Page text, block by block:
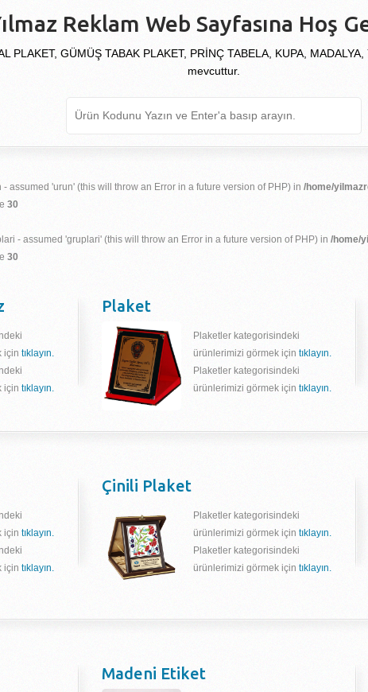
Reklam Web Sayfasına Hoş
PLAKET, GÜMÜŞ TABAK PLAKET, PRİNÇ TABELA, KUPA, MADALYA,
mevcuttur.
assumed 'urun' (this will throw an Error in a future version of PHP) in /home/
30
- assumed 'gruplari' (this will throw an Error in a future version of PHP) in /home/
30
için tıklayın.
için tıklayın.
Plaket
Plaketler kategorisindeki
ürünlerimizi görmek için tıklayın.
Plaketler kategorisindeki
ürünlerimizi görmek için tıklayın.
için tıklayın.
için tıklayın.
Çinili Plaket
Plaketler kategorisindeki
ürünlerimizi görmek için tıklayın.
Plaketler kategorisindeki
ürünlerimizi görmek için tıklayın.
Madeni Etiket